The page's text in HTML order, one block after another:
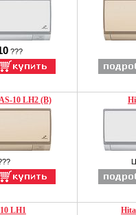
???
10 LH2 (B)
LH1